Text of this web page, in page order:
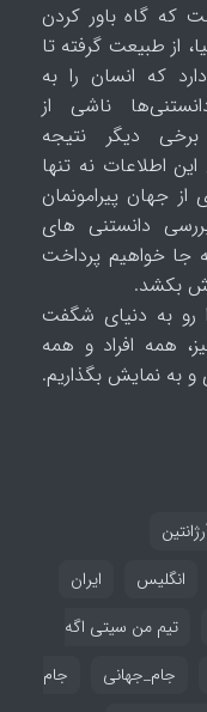
که گاه باور کردن
از طبیعت گرفته تا
که انسان را به
ناشی از
دیگر نتیجه
اطلاعات نه تنها
جهان پیرامونمان
دانستنی های
جا خواهیم پرداخت
بکشد.
رو به دنیای شگفت
همه افراد و همه
به نمایش بگذاریم.
انگلیس
ایران
تیم من سیتی اگه
جام_جهانی
جام